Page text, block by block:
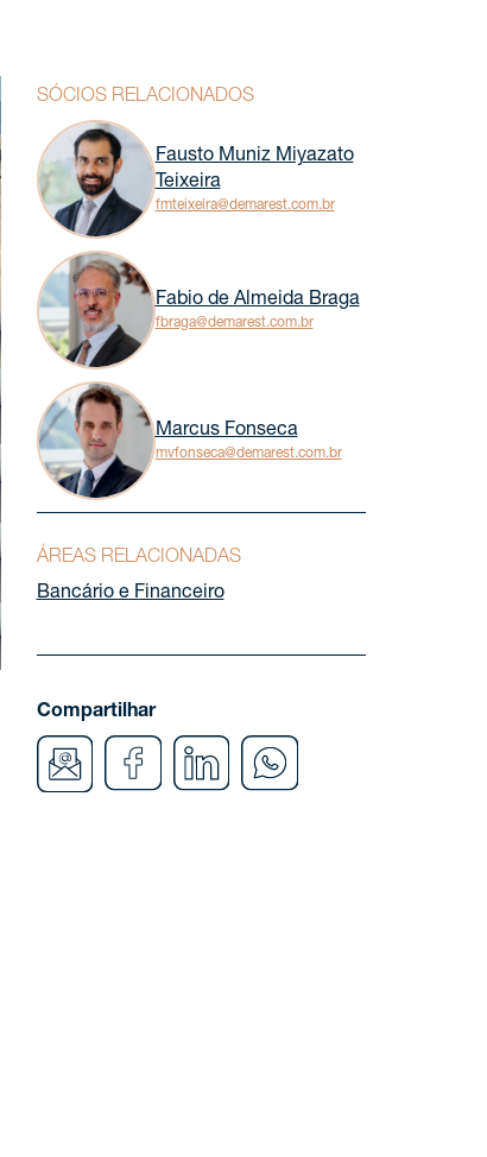
SÓCIOS RELACIONADOS
Fausto Muniz Miyazato
Teixeira
fmteixeira@demarest.com.br
Fabio de Almeida Braga
fbraga@demarest.com.br
Marcus Fonseca
mvfonseca@demarest.com.br
ÁREAS RELACIONADAS
Bancário e Financeiro
Compartilhar